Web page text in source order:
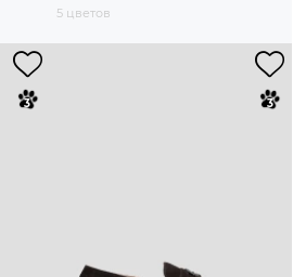
5 цветов